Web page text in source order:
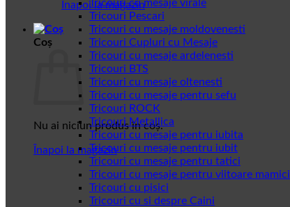
Înapoi la magazin
Coș
Nu ai niciun produs în coș.
Înapoi la magazin
Tricouri cu mesaje virale
Tricouri Pescari
Tricouri cu mesaje moldovenesti
Tricouri Cupluri cu Mesaje
Tricouri cu mesaje ardelenesti
Tricouri BTS
Tricouri cu mesaje oltenesti
Tricouri cu mesaje pentru sefu
Tricouri ROCK
Tricouri Metallica
Tricouri cu mesaje pentru iubita
Tricouri cu mesaje pentru iubit
Tricouri cu mesaje pentru tatici
Tricouri cu mesaje pentru viitoare mamici
Tricouri cu pisici
Tricouri cu si despre Caini